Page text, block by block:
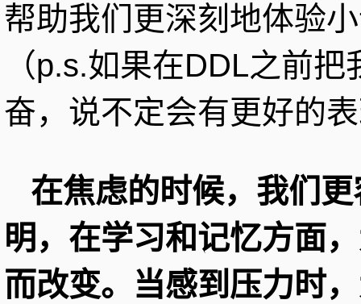
帮助我们更深刻地体验
（p.s.如果在DDL之前
奋，说不定会有更好的
在焦虑的时候，我们
明，在学习和记忆方面
而改变。当感到压力时